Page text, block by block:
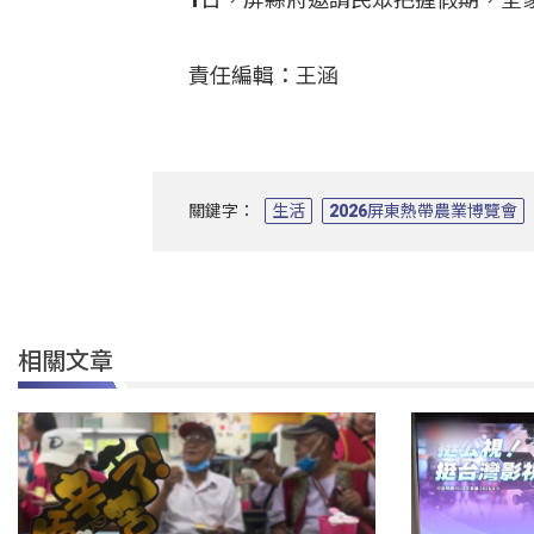
責任編輯：王涵
關鍵字： 生活 2026屏東熱帶農業博覽會
相關文章